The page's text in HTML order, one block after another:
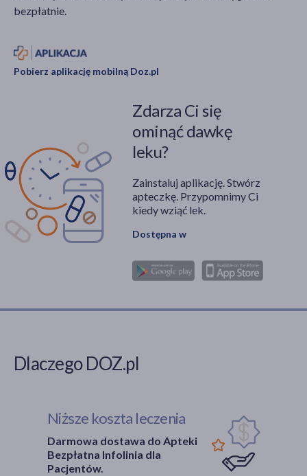
bezpłatnie.
Pobierz aplikację mobilną Doz.pl
Zdarza Ci się
ominąć dawkę
leku?
Zainstaluj aplikację. Stwórz
apteczkę. Przypomnimy Ci
kiedy wziąć lek.
Dostępna w
Dlaczego DOZ.pl
Niższe koszta leczenia
Darmowa dostawa do Apteki
Bezpłatna Infolinia dla
Pacjentów.